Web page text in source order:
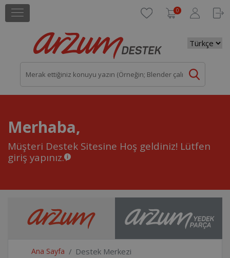
0
Merhaba,
Müşteri Destek Sitesine Hoş geldiniz! Lütfen
giriş yapınız.
Ana Sayfa Destek Merkezi